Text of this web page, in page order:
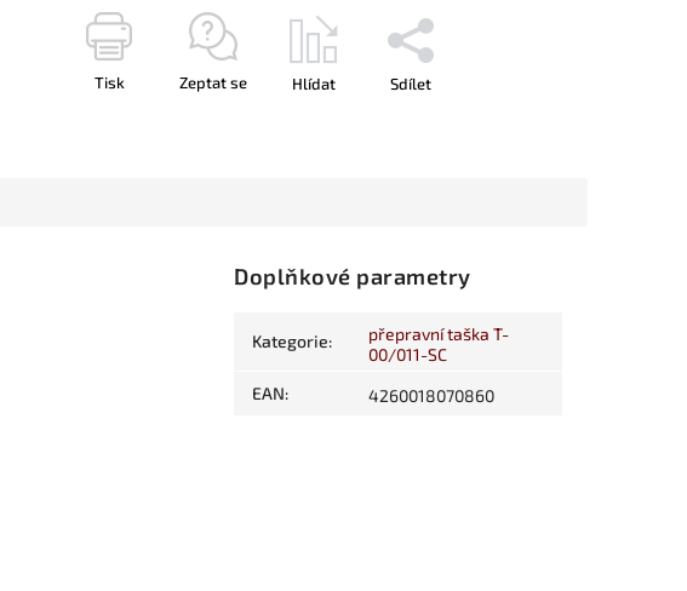
Tisk Zeptat se Hlídat Sdílet
Doplňkové parametry
Kategorie:
přepravní taška T-
00/011-SC
EAN: 4260018070860